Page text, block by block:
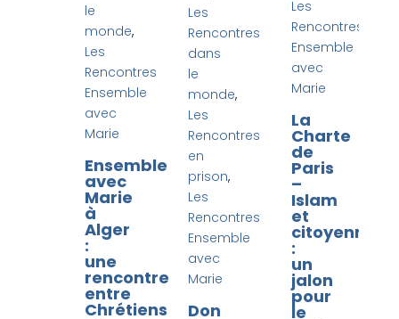
le
monde,
Les
Rencontres
Ensemble
avec
Marie
Ensemble
avec
Marie
à
Alger
:
une
rencontre
entre
Chrétiens
Les
Rencontres
dans
le
monde,
Les
Rencontres
en
prison,
Les
Rencontres
Ensemble
avec
Marie
Don
Les
Rencontres
Ensemble
avec
Marie
La
Charte
de
Paris
–
Islam
et
citoyenneté
:
un
jalon
pour
le